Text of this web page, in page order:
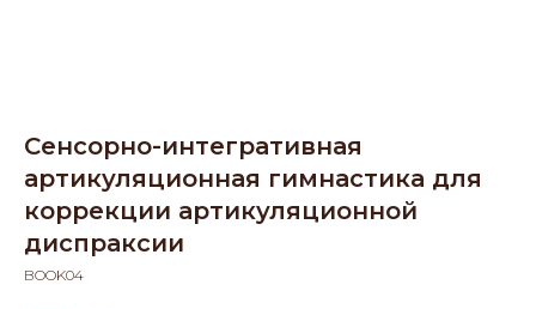
Сенсорно-интегративная
артикуляционная гимнастика для
коррекции артикуляционной
диспраксии
BOOK04